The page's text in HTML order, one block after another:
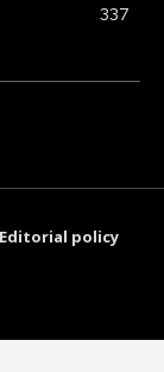
337
Editorial policy